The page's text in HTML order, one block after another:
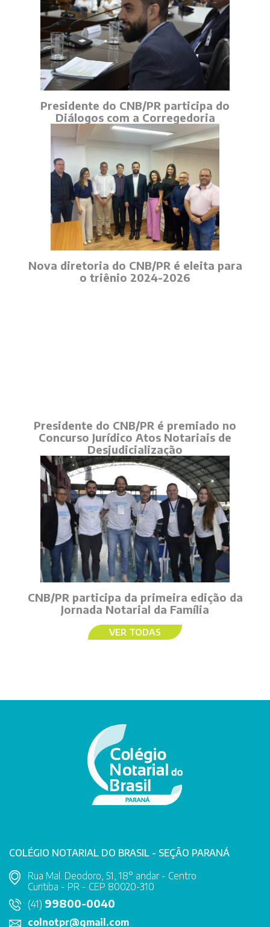
Presidente do CNB/PR participa do
Diálogos com a Corregedoria
Nova diretoria do CNB/PR é eleita para
o triênio 2024-2026
Presidente do CNB/PR é premiado no
Concurso Jurídico Atos Notariais de
Desjudicialização
CNB/PR participa da primeira edição da
Jornada Notarial da Família
VER TODAS
COLÉGIO NOTARIAL DO BRASIL - SEÇÃO PARANÁ
Rua Mal. Deodoro, 51, 18° andar - Centro
Curitiba - PR - CEP 80020-310
(41) 99800-0040
colnotpr@gmail.com